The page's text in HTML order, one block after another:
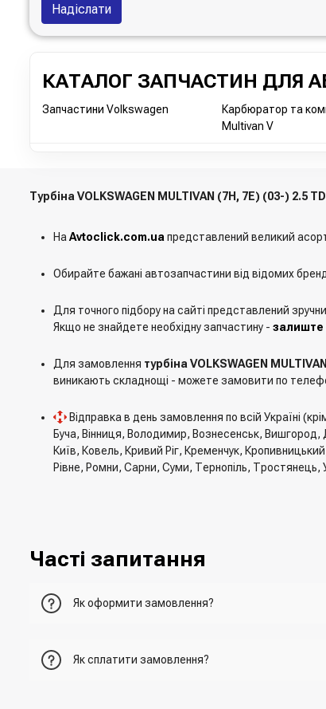
Надіслати
КАТАЛОГ ЗАПЧАСТИН ДЛЯ
Запчастини Volkswagen
Карбюратор та
Multivan V
Турбіна VOLKSWAGEN MULTIVAN (7H, 7E) (03-) 2.5
На Avtoclick.com.ua представлений великий
Обирайте бажані автозапчастини від відомих
Для точного підбору на сайті представлений
Якщо не знайдете необхідну запчастину - залиште
Для замовлення турбіна VOLKSWAGEN
виникають складнощі - можете замовити по
Відправка в день замовлення по всій Україні
Буча, Вінниця, Володимир, Вознесенськ, Вишгород,
Київ, Ковель, Кривий Ріг, Кременчук,
Рівне, Ромни, Сарни, Суми, Тернопіль, Тростянець,
Часті запитання
Як оформити замовлення?
Як сплатити замовлення?